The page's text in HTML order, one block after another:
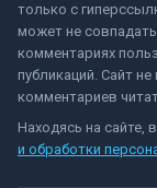
только с
может не
комментариях
публикаций. Сайт
комментариев
Находясь на сайте,
и обработки